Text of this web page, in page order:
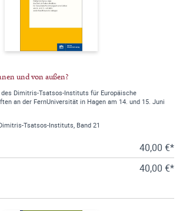
und von außen?
Dimitris-Tsatsos-Instituts für Europäische
an der FernUniversität in Hagen am 14. und 15. Juni
Tsatsos-Instituts, Band 21
40,00 €*
40,00 €*